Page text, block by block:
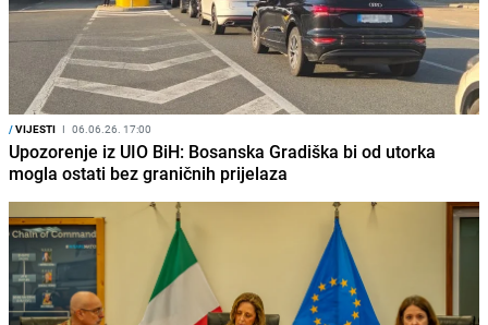
/VIJESTI I 06.06.26. 17:00
Upozorenje iz UIO BiH: Bosanska Gradiška bi od utorka
mogla ostati bez graničnih prijelaza